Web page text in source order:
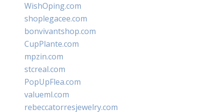
WishOping.com
shoplegacee.com
bonvivantshop.com
CupPlante.com
mpzin.com
stcreal.com
PopUpFlea.com
valueml.com
rebeccatorresjewelry.com